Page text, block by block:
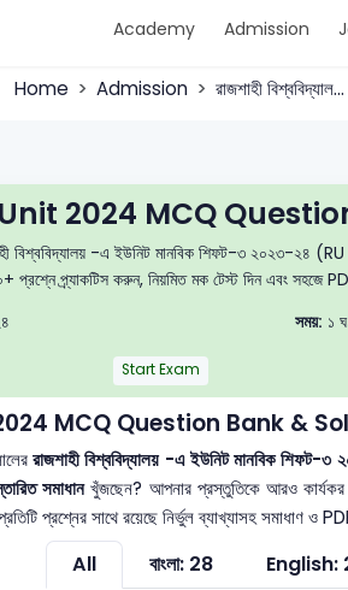
Academy Admission
Home Admission রাজশাহী
2024 MCQ
বিশ্ববিদ্যালয় -এ ইউনিট মানবিক শিফট-৩ ২০২৩-২৪
প্রশ্নে প্র্যাকটিস করুন, নিয়মিত মক টেস্ট দিন এবং সহজে
সময়: ১
Start Exam
MCQ Question Bank &
রাজশাহী বিশ্ববিদ্যালয় -এ ইউনিট মানবিক
সমাধানখুঁজছেন? আপনার প্রস্তুতিকে আরও
প্রশ্নের সাথে রয়েছে নির্ভুল ব্যাখ্যাসহ সমাধাণ ও
All বাংলা: 28 English: